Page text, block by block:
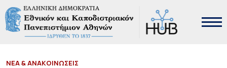
ΝΕΑ & ΑΝΑΚΟΙΝΩΣΕΙΣ